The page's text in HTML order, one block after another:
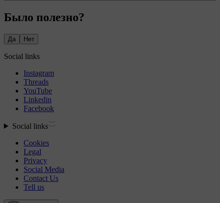
Было полезно?
Да Нет